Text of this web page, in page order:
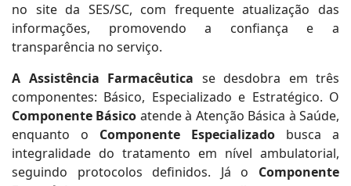
no site da SES/SC, com frequente atualização das
informações, promovendo a confiança e a
transparência no serviço.
A Assistência Farmacêutica se desdobra em três
componentes: Básico, Especializado e Estratégico. O
Componente Básico atende à Atenção Básica à Saúde,
enquanto o Componente Especializado busca a
integralidade do tratamento em nível ambulatorial,
seguindo protocolos definidos. Já o Componente